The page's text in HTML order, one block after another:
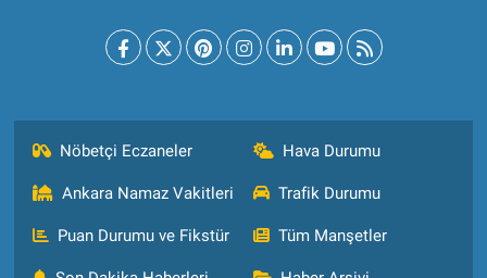
Nöbetçi Eczaneler Hava Durumu
Ankara Namaz Vakitleri Trafik Durumu
Puan Durumu ve Fikstür Tüm Manşetler